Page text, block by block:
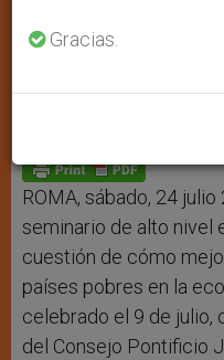
JULIO 24, 2004 00:00
a
p
p
s
g
e
r
c
o
k
i
r
ROMA, sábado, 24 julio
seminario de alto nivel
cuestión de cómo
países pobres en la
celebrado el 9 de julio,
del Consejo Pontificio
Gracias.